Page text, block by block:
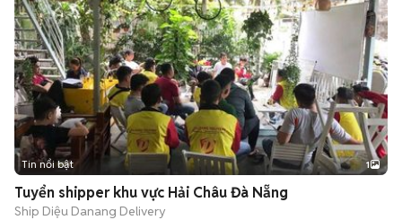
Tin nổi bật 1
Tuyển shipper khu vực Hải Châu Đà Nẵng
Ship Diệu Danang Delivery